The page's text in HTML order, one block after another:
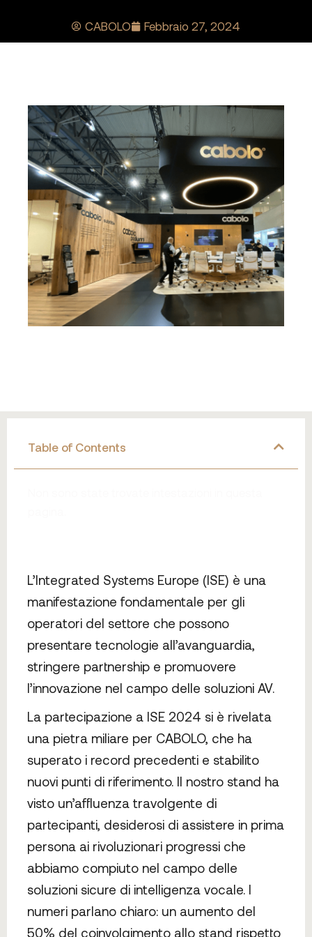
CABOLO Febbraio 27, 2024
Table of Contents
L’Integrated Systems Europe (ISE) è una
manifestazione fondamentale per gli
operatori del settore che possono
presentare tecnologie all’avanguardia,
stringere partnership e promuovere
l’innovazione nel campo delle soluzioni AV.
La partecipazione a ISE 2024 si è rivelata
una pietra miliare per CABOLO, che ha
superato i record precedenti e stabilito
nuovi punti di riferimento. Il nostro stand ha
visto un’affluenza travolgente di
partecipanti, desiderosi di assistere in prima
persona ai rivoluzionari progressi che
abbiamo compiuto nel campo delle
soluzioni sicure di intelligenza vocale. I
numeri parlano chiaro: un aumento del
50% del coinvolgimento allo stand rispetto